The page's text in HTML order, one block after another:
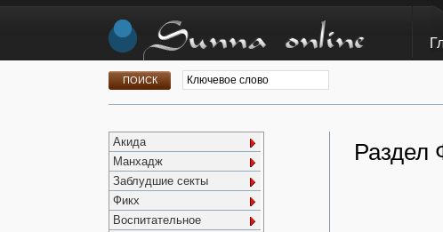
Акида
Манхадж
Заблудшие секты
Фикх
Воспитательное
Раздел